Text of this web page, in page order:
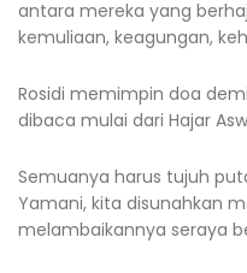
antara mereka yang
kemuliaan, keagungan,
Rosidi memimpin doa
dibaca mulai dari Hajar
Semuanya harus tujuh
Yamani, kita disunahkan
melambaikannya seraya